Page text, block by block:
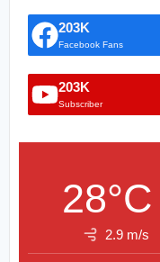
203K
Facebook Fans
203K
Subscriber
28°C
2.9 m/s